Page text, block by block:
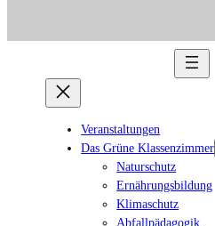
Veranstaltungen
Das Grüne Klassenzimmer
Naturschutz
Ernährungsbildung
Klimaschutz
Abfallpädagogik